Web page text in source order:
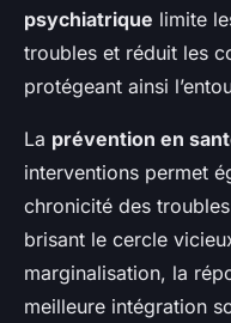
psychiatrique limite
troubles et réduit les
protégeant ainsi
La prévention en
interventions permet
chronicité des
brisant le cercle
marginalisation, la
meilleure intégration